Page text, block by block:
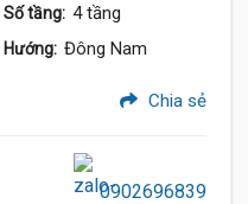
Số tầng: 4 tầng
Hướng: Đông Nam
Chia sẻ
0902696839